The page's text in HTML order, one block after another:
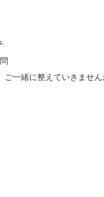
一緒に整えていきません